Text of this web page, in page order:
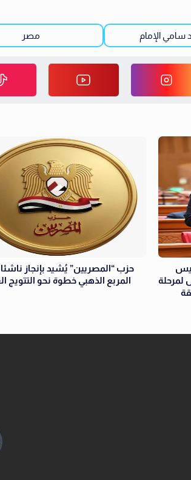
سامي الإمام مصر
حزب “المصريين” يُشيد بإنجاز
المربع الذهبي خطوة نحو التتويج